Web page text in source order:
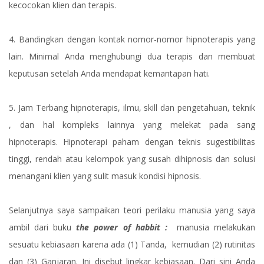
kecocokan klien dan terapis.
4. Bandingkan dengan kontak nomor-nomor hipnoterapis yang
lain. Minimal Anda menghubungi dua terapis dan membuat
keputusan setelah Anda mendapat kemantapan hati.
5. Jam Terbang hipnoterapis, ilmu, skill dan pengetahuan, teknik
, dan hal kompleks lainnya yang melekat pada sang
hipnoterapis. Hipnoterapi paham dengan teknis sugestibilitas
tinggi, rendah atau kelompok yang susah dihipnosis dan solusi
menangani klien yang sulit masuk kondisi hipnosis.
Selanjutnya saya sampaikan teori perilaku manusia yang saya
ambil dari bukuthe power of habbit :
manusia melakukan
sesuatu kebiasaan karena ada (1) Tanda, kemudian (2) rutinitas
dan (3) Ganjaran. Ini disebut lingkar kebiasaan. Dari sini Anda